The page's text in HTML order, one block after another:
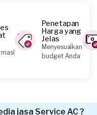
AC
Penetapan
Harga yang
Jelas
Menyesuaikan
budget Anda
jasa Service AC ?